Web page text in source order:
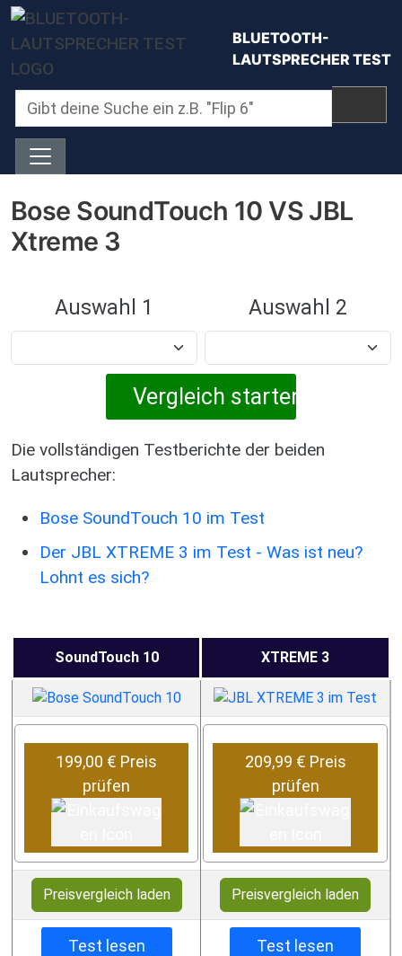
Direkt zum Inhalt
BLUETOOTH-
LAUTSPRECHER TEST
Bose SoundTouch 10 VS JBL
Xtreme 3
Auswahl 1 Auswahl 2
Die vollständigen Testberichte der beiden
Lautsprecher:
Bose SoundTouch 10 im Test
Der JBL XTREME 3 im Test - Was ist neu?
Lohnt es sich?
SoundTouch 10 XTREME 3
199,00 € Preis
prüfen
209,99 € Preis
prüfen
Preisvergleich laden Preisvergleich laden
Test lesen Test lesen